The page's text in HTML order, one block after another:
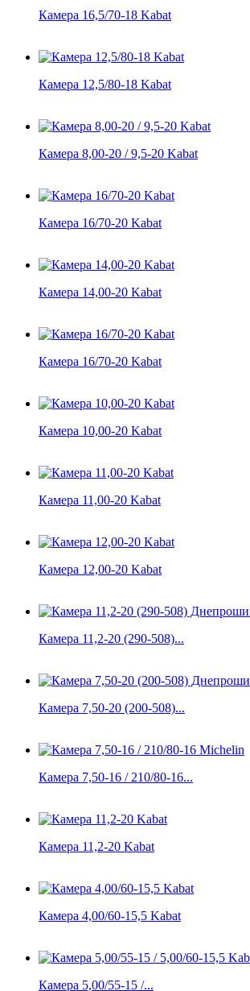
Камера 16,5/70-18 Kabat
Камера 12,5/80-18 Kabat
Камера 8,00-20 / 9,5-20 Kabat
Камера 16/70-20 Kabat
Камера 14,00-20 Kabat
Камера 16/70-20 Kabat
Камера 10,00-20 Kabat
Камера 11,00-20 Kabat
Камера 12,00-20 Kabat
Камера 11,2-20 (290-508)...
Камера 7,50-20 (200-508)...
Камера 7,50-16 / 210/80-16...
Камера 11,2-20 Kabat
Камера 4,00/60-15,5 Kabat
Камера 5,00/55-15 /...